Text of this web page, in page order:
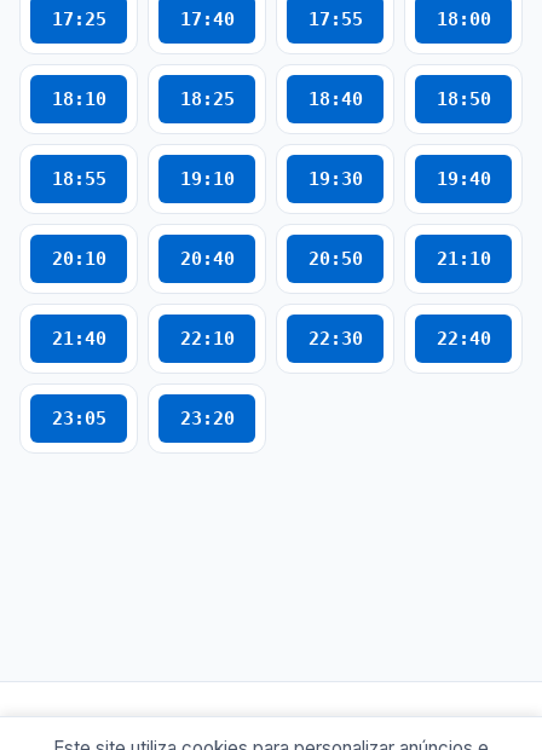
17:25 17:40 17:55 18:00
18:10 18:25 18:40 18:50
18:55 19:10 19:30 19:40
20:10 20:40 20:50 21:10
21:40 22:10 22:30 22:40
23:05 23:20